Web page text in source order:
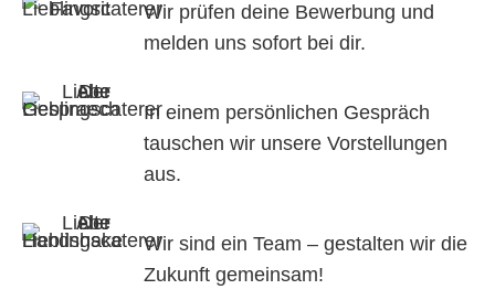
Wir prüfen deine Bewerbung und
melden uns sofort bei dir.
In einem persönlichen Gespräch
tauschen wir unsere Vorstellungen
aus.
Wir sind ein Team – gestalten wir die
Zukunft gemeinsam!